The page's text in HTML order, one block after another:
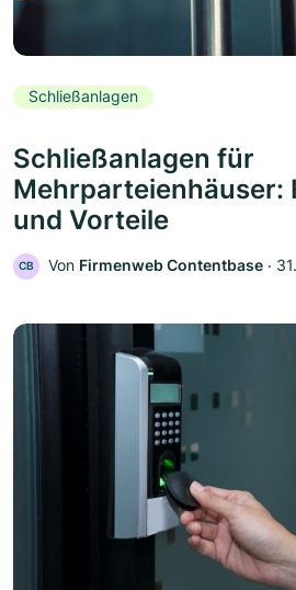
Schließanlagen
Schließanlagen für
Mehrparteienhäuser:
und Vorteile
CB Von Firmenweb Contentbase ‧